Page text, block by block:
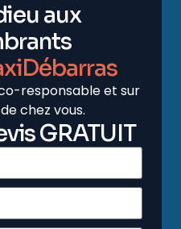
aux
responsable et sur
chez vous.
GRATUIT